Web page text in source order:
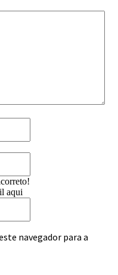
aqui
navegador para a